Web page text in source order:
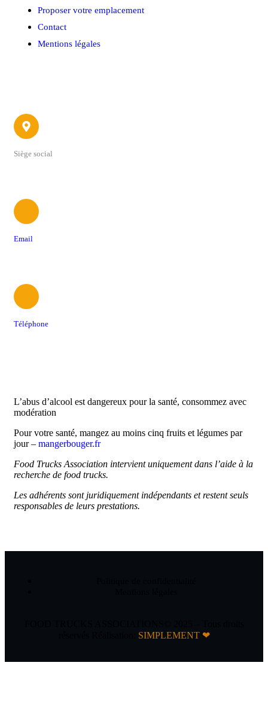
Proposer votre emplacement
Contact
Mentions légales
Siège social
Email
Téléphone
L’abus d’alcool est dangereux pour la santé, consommez avec
modération
Pour votre santé, mangez au moins cinq fruits et légumes par
jour – mangerbouger.fr
Food Trucks Association intervient uniquement dans l’aide à la
recherche de food trucks.
Les adhérents sont juridiquement indépendants et restent seuls
responsables de leurs prestations.
SIMPLEMENT ❤